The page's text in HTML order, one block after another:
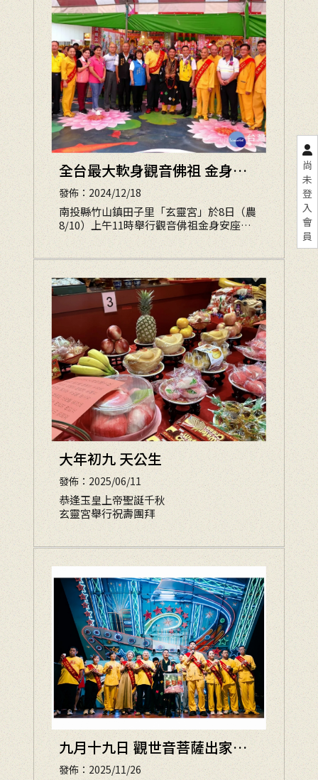
尚
未
登
入
會
員
全台最大軟身觀音佛祖 金身寶
像開光啟靈安座大典
發佈：2024/12/18
南投縣竹山鎮田子里「玄靈宮」於8日（農
8/10）上午11時舉行觀音佛祖金身安座大
典，身長5尺1寸，是全台灣最大的軟身觀
音佛祖，現場人聲鼎沸
大年初九 天公生
發佈：2025/06/11
恭逢玉皇上帝聖誕千秋
玄靈宮舉行祝壽團拜
九月十九日 觀世音菩薩出家紀
念日
發佈：2025/11/26